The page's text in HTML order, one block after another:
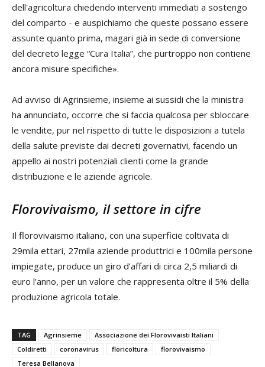
dell'agricoltura chiedendo interventi immediati a sostengo
del comparto - e auspichiamo che queste possano essere
assunte quanto prima, magari già in sede di conversione
del decreto legge “Cura Italia”, che purtroppo non contiene
ancora misure specifiche».
Ad avviso di Agrinsieme, insieme ai sussidi che la ministra
ha annunciato, occorre che si faccia qualcosa per sbloccare
le vendite, pur nel rispetto di tutte le disposizioni a tutela
della salute previste dai decreti governativi, facendo un
appello ai nostri potenziali clienti come la grande
distribuzione e le aziende agricole.
Florovivaismo, il settore in cifre
Il florovivaismo italiano, con una superficie coltivata di
29mila ettari, 27mila aziende produttrici e 100mila persone
impiegate, produce un giro d’affari di circa 2,5 miliardi di
euro l’anno, per un valore che rappresenta oltre il 5% della
produzione agricola totale.
TAG Agrinsieme
Associazione dei Florovivaisti Italiani
Coldiretti
coronavirus floricoltura
florovivaismo
Teresa Bellanova